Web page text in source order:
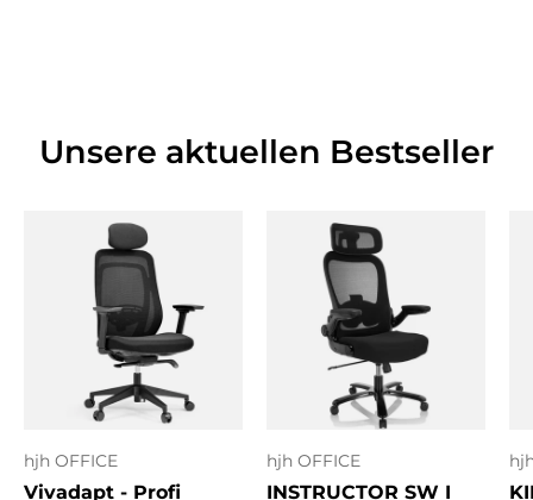
Unsere aktuellen Bestseller
hjh OFFICE
Vivadapt - Profi
hjh OFFICE
INSTRUCTOR SW I